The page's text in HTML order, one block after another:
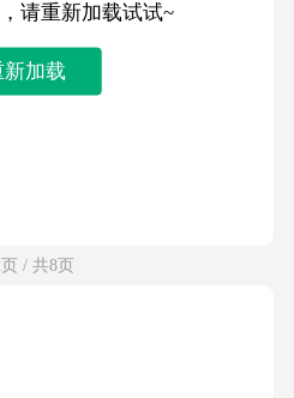
请重新加载试试~
新加载
/ 共8页